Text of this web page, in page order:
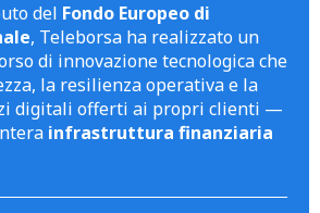
del Fondo Europeo di
, Teleborsa ha realizzato un
di innovazione tecnologica che
la resilienza operativa e la
digitali offerti ai propri clienti —
infrastruttura finanziaria